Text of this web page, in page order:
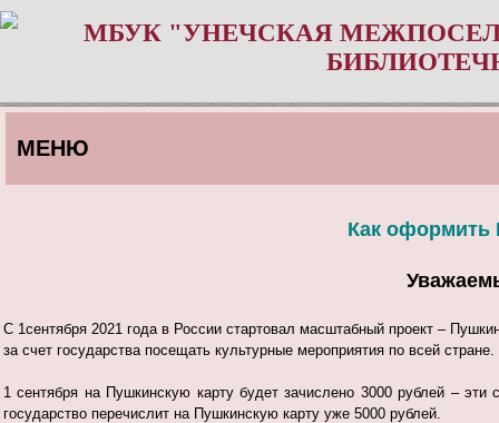
МБУК "УНЕЧСКАЯ
МЕНЮ
Как оформить
С 1сентября 2021 года в России стартовал масштабный проект –
за счет государства посещать культурные мероприятия по всей стране.
1 сентября на Пушкинскую карту будет зачислено 3000 рублей –
государство перечислит на Пушкинскую карту уже 5000 рублей.